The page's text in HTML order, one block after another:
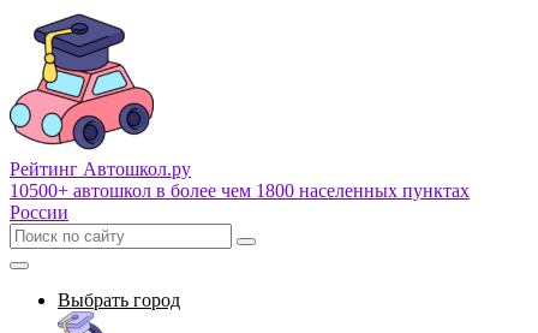
Рейтинг Автошкол.ру
10500+ автошкол в более чем 1800 населенных пунктах
России
Выбрать город